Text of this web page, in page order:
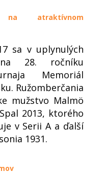
na atraktívnom
sa v uplynulých
28. ročníku
Memoriál
Ružomberčania
mužstvo Malmö
2013, ktorého
v Serii A a ďalší
1931.